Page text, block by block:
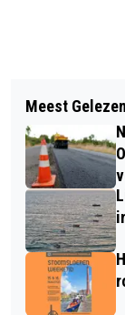
ARTHUR
Meest Gelezen